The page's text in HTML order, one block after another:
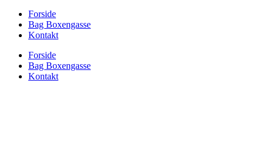
Forside
Bag Boxengasse
Kontakt
Forside
Bag Boxengasse
Kontakt